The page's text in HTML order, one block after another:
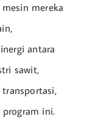
mereka
antara
sawit,
ini.